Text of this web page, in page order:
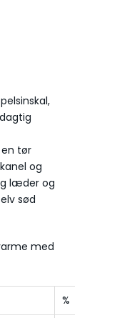
tør
og
læder og
sød
med
%